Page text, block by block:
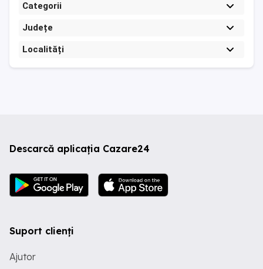
Categorii
Județe
Localități
Descarcă aplicația Cazare24
Suport clienți
Ajutor